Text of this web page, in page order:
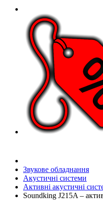
Звукове обладнання
Акустичні системи
Активні акустичні
Soundking J215A –